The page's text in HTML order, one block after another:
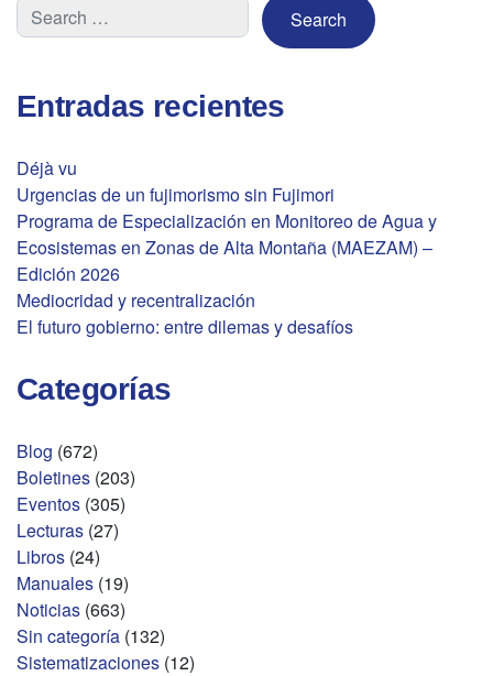
Entradas recientes
Déjà vu
Urgencias de un fujimorismo sin Fujimori
Programa de Especialización en Monitoreo de Agua y
Ecosistemas en Zonas de Alta Montaña (MAEZAM) –
Edición 2026
Mediocridad y recentralización
El futuro gobierno: entre dilemas y desafíos
Categorías
Blog (672)
Boletines (203)
Eventos (305)
Lecturas (27)
Libros (24)
Manuales (19)
Noticias (663)
Sin categoría (132)
Sistematizaciones (12)